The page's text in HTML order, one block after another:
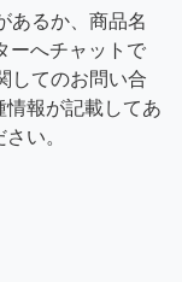
あるか、商品名
ーへチャットで
してのお問い合
情報が記載してあ
い。